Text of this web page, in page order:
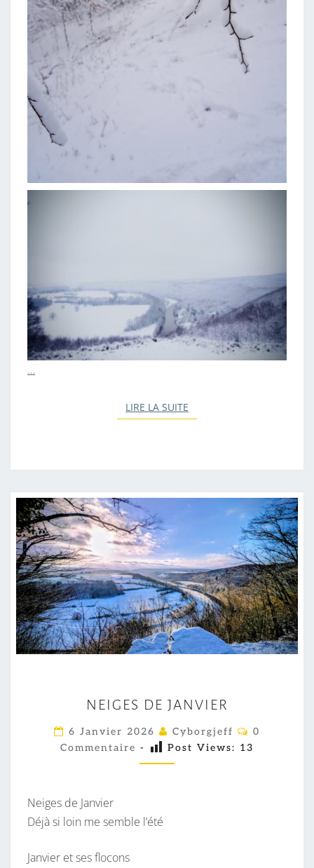
…
LIRE LA SUITE
E
I
G
E
E
NEIGES DE JANVIER
6 Janvier 2026 Cyborgjeff
C
M
0
Commentaire - Post Views: 13
Neiges de Janvier
Déjà si loin me semble l’été
Janvier et ses flocons